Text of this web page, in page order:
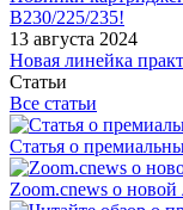
B230/225/235!
13 августа 2024
Новая линейка
Статьи
Все статьи
Статья о
Zoom.cnews о новой